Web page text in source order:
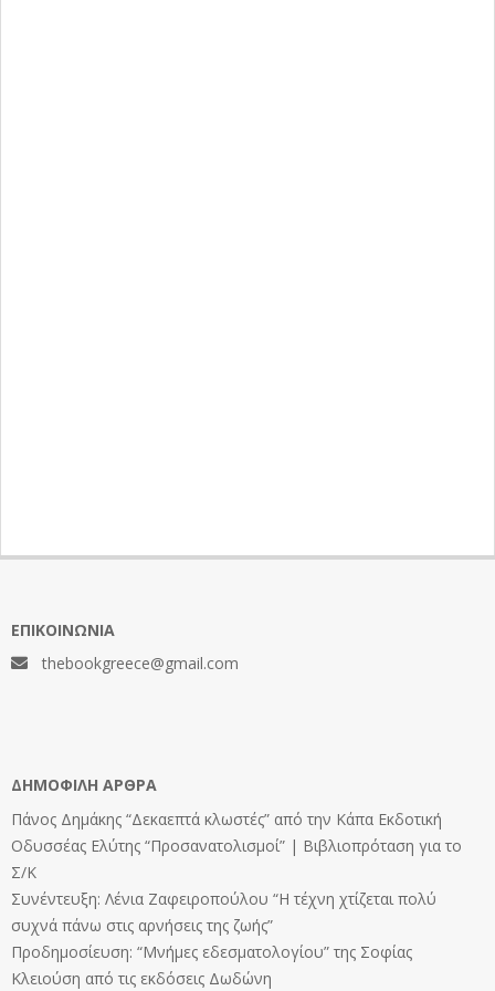
ΕΠΙΚΟΙΝΩΝΊΑ
thebookgreece@gmail.com
ΔΗΜΟΦΙΛΉ ΆΡΘΡΑ
Πάνος Δημάκης “Δεκαεπτά κλωστές” από την Κάπα Εκδοτική
Οδυσσέας Ελύτης “Προσανατολισμοί” | Βιβλιοπρόταση για το
Σ/Κ
Συνέντευξη: Λένια Ζαφειροπούλου “Η τέχνη χτίζεται πολύ
συχνά πάνω στις αρνήσεις της ζωής”
Προδημοσίευση: “Μνήμες εδεσματολογίου” της Σοφίας
Κλειούση από τις εκδόσεις Δωδώνη